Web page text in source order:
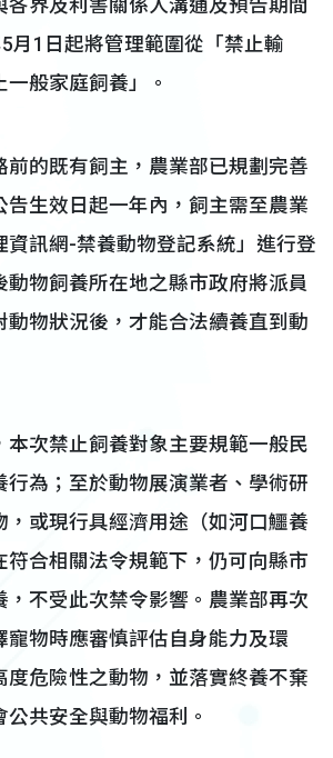
各界及利害關係人溝通及預告期間
月1日起將管理範圍從「禁止輸
般家庭飼養」。
的既有飼主，農業部已規劃完善
告生效日起一年內，飼主需至農業
資訊網-禁養動物登記系統」進行登
動物飼養所在地之縣市政府將派員
動物狀況後，才能合法續養直到動
次禁止飼養對象主要規範一般民
行為；至於動物展演業者、學術研
，或現行具經濟用途（如河口鱷養
符合相關法令規範下，仍可向縣市
，不受此次禁令影響。農業部再次
寵物時應審慎評估自身能力及環
度危險性之動物，並落實終養不棄
共安全與動物福利。